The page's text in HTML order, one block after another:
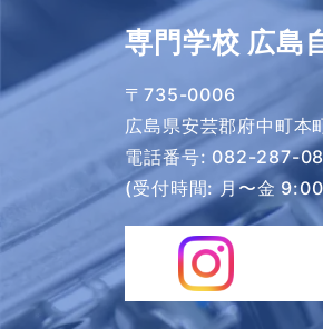
専門学校 広島
〒735-0006
広島県安芸郡府中町
電話番号: 082-287-
(受付時間: 月〜金